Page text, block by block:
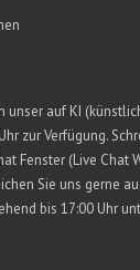
unser auf KI
zur Verfügung.
Fenster (Live Chat
Sie uns gerne
bis 17:00 Uhr